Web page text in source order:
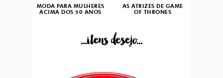
MODA PARA MULHERES
ACIMA DOS 50 ANOS
AS ATRIZES DE GAME
OF THRONES
...itens desejo...